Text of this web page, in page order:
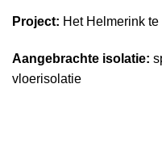
Project: Het Helmerink te
Aangebrachte isolatie:
vloerisolatie